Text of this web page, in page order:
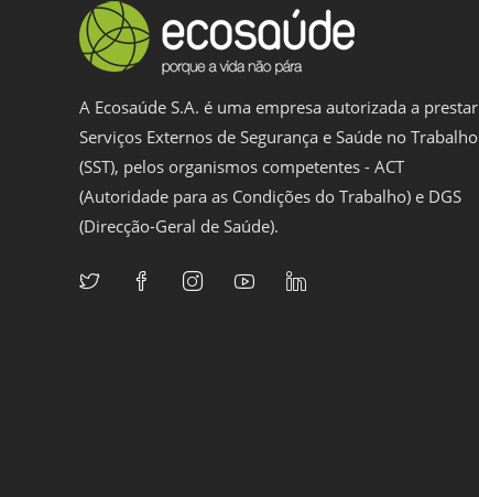
A Ecosaúde S.A. é uma empresa autorizada a prestar
Serviços Externos de Segurança e Saúde no Trabalho
(SST), pelos organismos competentes - ACT
(Autoridade para as Condições do Trabalho) e DGS
(Direcção-Geral de Saúde).